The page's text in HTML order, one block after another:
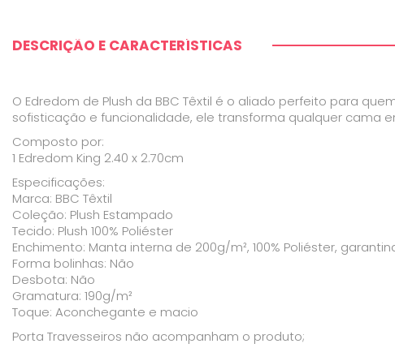
DESCRIÇÃO E CARACTERÍSTICAS
O Edredom de Plush da BBC Têxtil é o aliado perfeito para
sofisticação e funcionalidade, ele transforma qualquer cama
Composto por:
1 Edredom King 2.40 x 2.70cm
Especificações:
Marca: BBC Têxtil
Coleção: Plush Estampado
Tecido: Plush 100% Poliéster
Enchimento: Manta interna de 200g/m², 100% Poliéster,
Forma bolinhas: Não
Desbota: Não
Gramatura: 190g/m²
Toque: Aconchegante e macio
Porta Travesseiros não acompanham o produto;